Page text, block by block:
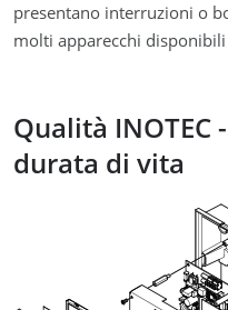
presentano interruzioni o
molti apparecchi
Qualità INOTEC
durata di vita